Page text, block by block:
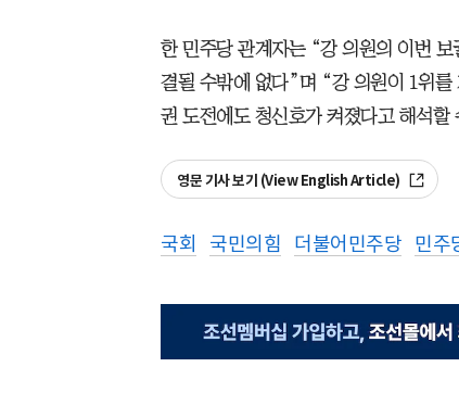
한 민주당 관계자는 “강 의원의 이번
결될 수밖에 없다”며 “강 의원이 1위
권 도전에도 청신호가 켜졌다고 해석할
영문 기사 보기 (View English Article)
국회 국민의힘 더불어민주당 민주